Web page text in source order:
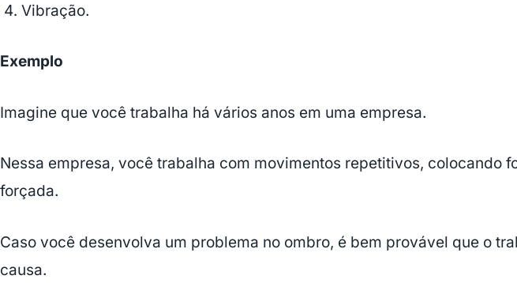
Vibração.
Exemplo
Imagine que você trabalha há vários anos em uma empresa.
Nessa empresa, você trabalha com movimentos repetitivos, colocando
forçada.
Caso você desenvolva um problema no ombro, é bem provável que o
causa.